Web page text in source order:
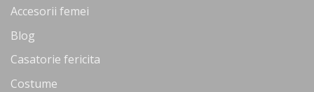
Accesorii femei
Blog
Casatorie fericita
Costume